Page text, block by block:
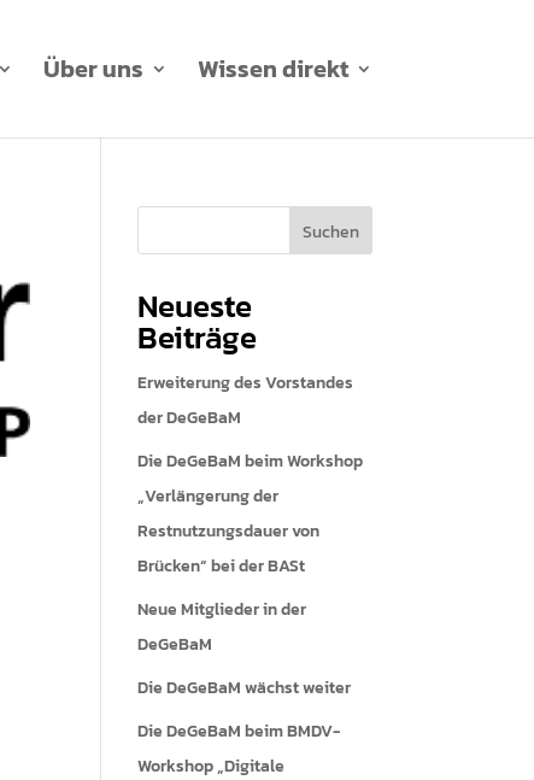
Über uns Wissen direkt
Suchen
Neueste
Beiträge
Erweiterung des Vorstandes
der DeGeBaM
Die DeGeBaM beim Workshop
„Verlängerung der
Restnutzungsdauer von
Brücken“ bei der BASt
Neue Mitglieder in der
DeGeBaM
Die DeGeBaM wächst weiter
Die DeGeBaM beim BMDV-
Workshop „Digitale